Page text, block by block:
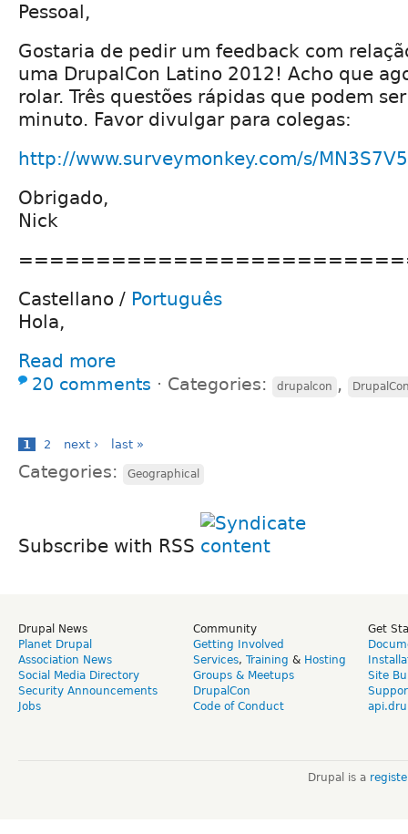
Pessoal,
Gostaria de pedir um feedback com
uma DrupalCon Latino 2012! Acho que
rolar. Três questões rápidas que podem
minuto. Favor divulgar para colegas:
http://www.surveymonkey.com/s/MN3S7V5
Obrigado,
Nick
Castellano / Português
Hola,
Read more
20 comments ⋅ Categories: drupalcon ,
1 2 next › last »
Categories: Geographical
Subscribe with RSS
Drupal News
Planet Drupal
Association News
Social Media Directory
Security Announcements
Jobs
Community
Getting Involved
Services, Training & Hosting
Groups & Meetups
DrupalCon
Code of Conduct
Get
Site
Drupal is a